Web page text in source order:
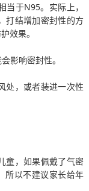
于N95。实际上，
打结增加密封性的方
效果。
影响密封性。
处，或者装进一次性
童，如果佩戴了气密
所以不建议家长给年